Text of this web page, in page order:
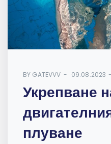
BY GATEVVV 09.08.2023
Укрепване
плуване